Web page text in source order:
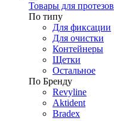
Товары для протезов
По типу
Для фиксации
Для очистки
Контейнеры
Щетки
Остальное
По Бренду
Revyline
Aktident
Bradex